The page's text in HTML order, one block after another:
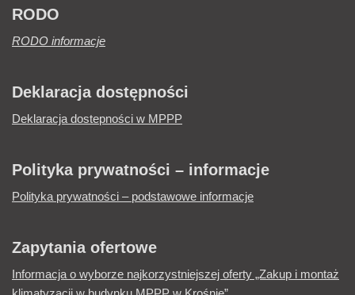
RODO
RODO informacje
Deklaracja dostępności
Deklaracja dostepności w MPPP
Polityka prywatności – informacje
Polityka prywatności – podstawowe informacje
Zapytania ofertowe
Informacja o wyborze najkorzystniejszej oferty „Zakup i montaż